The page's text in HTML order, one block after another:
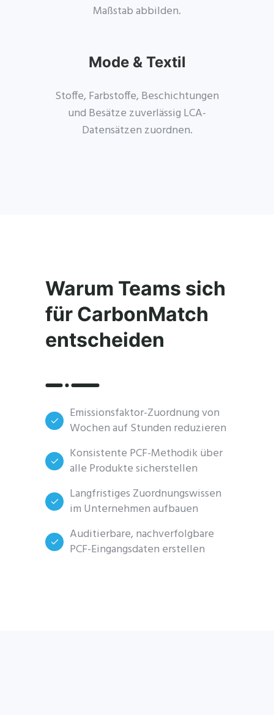
Maßstab abbilden.
Mode & Textil
Stoffe, Farbstoffe, Beschichtungen
und Besätze zuverlässig LCA-
Datensätzen zuordnen.
Warum Teams sich
für CarbonMatch
entscheiden
Emissionsfaktor-Zuordnung von
Wochen auf Stunden reduzieren
Konsistente PCF-Methodik über
alle Produkte sicherstellen
Langfristiges Zuordnungswissen
im Unternehmen aufbauen
Auditierbare, nachverfolgbare
PCF-Eingangsdaten erstellen